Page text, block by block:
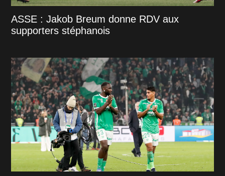
ASSE : Jakob Breum donne RDV aux
supporters stéphanois